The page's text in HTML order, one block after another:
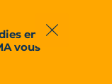
en
vous
Fermer